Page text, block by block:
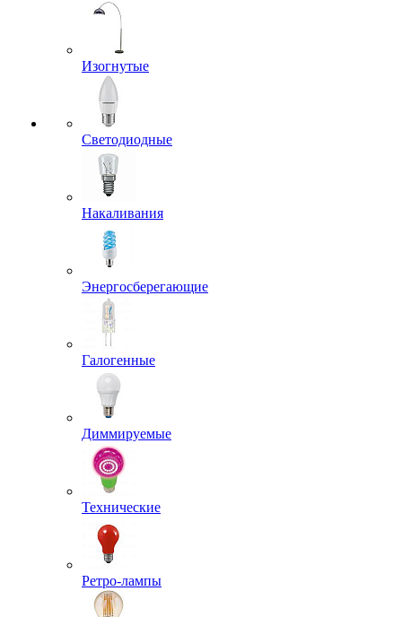
Изогнутые
Светодиодные
Накаливания
Энергосберегающие
Галогенные
Диммируемые
Технические
Ретро-лампы